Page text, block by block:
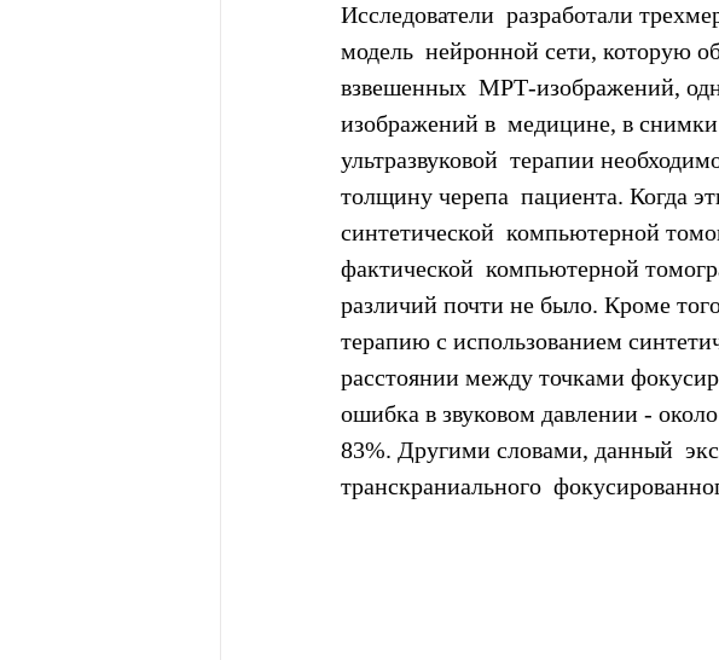
Исследователи  разработали
модель  нейронной сети, которую
взвешенных  МРТ-изображений,
изображений в  медицине, в
ультразвуковой  терапии
толщину черепа  пациента. Когда
синтетической  компьютерной
фактической  компьютерной
различий почти не было. Кроме
терапию с использованием
расстоянии между точками
ошибка в звуковом давлении -
83%. Другими словами, данный
транскраниального